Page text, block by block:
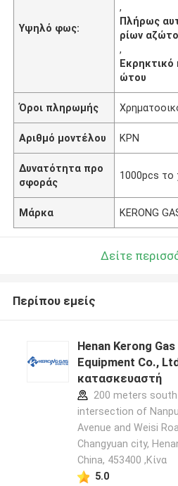
Υψηλό φως:
,
Πλήρως
ρίων
,
Εκρηκτικό
ώτου
Όροι πληρωμής
Αριθμό μοντέλου ΚΡΝ
Δυνατότητα προ
σφοράς
1000pcs το
Μάρκα KERONG
Δείτε
Περίπου εμείς
Henan Kerong Gas
Equipment Co.,
κατασκευαστή
200 meters
intersection of
Avenue and Weisi
Changyuan city,
China, 453400 ,Κίνα
5.0